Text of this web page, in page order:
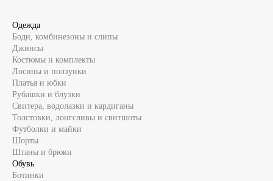
Одежда
Боди, комбинезоны и слипы
Джинсы
Костюмы и комплекты
Лосины и ползунки
Платья и юбки
Рубашки и блузки
Свитера, водолазки и кардиганы
Толстовки, лонгсливы и свитшоты
Футболки и майки
Шорты
Штаны и брюки
Обувь
Ботинки